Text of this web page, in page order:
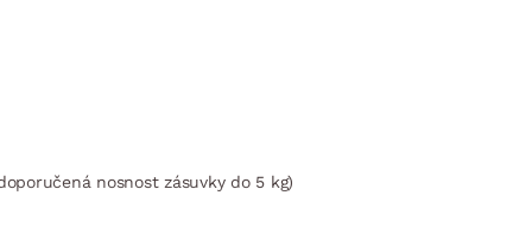
nosnost zásuvky do 5 kg)